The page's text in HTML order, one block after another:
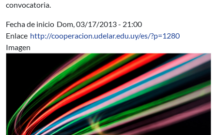
convocatoria.
Fecha de inicio Dom, 03/17/2013 - 21:00
Enlace http://cooperacion.udelar.edu.uy/es/?p=1280
Imagen